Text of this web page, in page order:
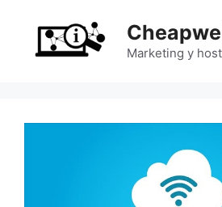
contenido
Marketing y